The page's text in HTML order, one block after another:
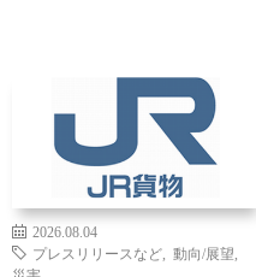
2026.08.04
プレスリリースなど
動向/展望